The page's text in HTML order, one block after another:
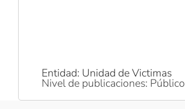
Entidad: Unidad de Victimas
Nivel de publicaciones: Público